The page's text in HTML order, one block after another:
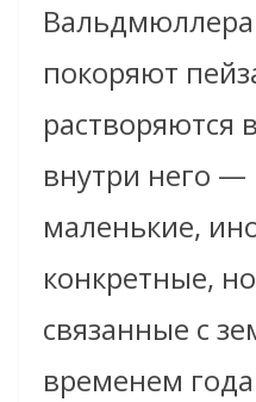
покоряют
растворяются
внутри него —
маленькие,
конкретные,
связанные с
временем